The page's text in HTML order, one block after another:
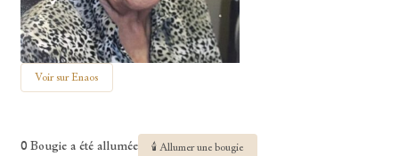
Voir sur Enaos
0 Bougie a été allumée 🕯 Allumer une bougie